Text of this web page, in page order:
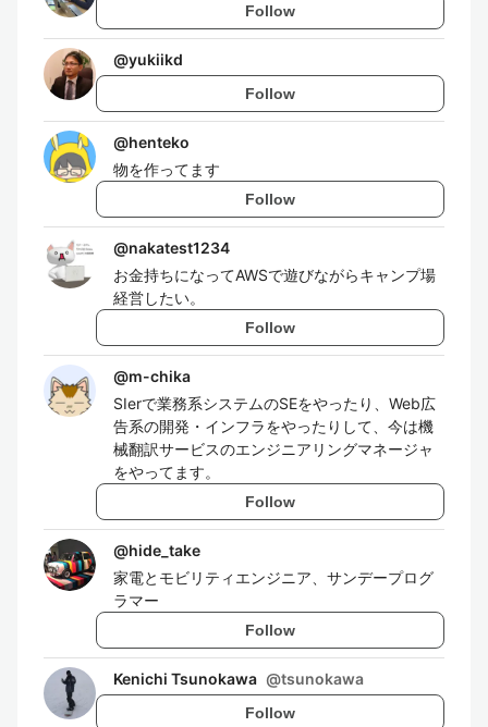
Follow
@yukiikd
Follow
@henteko
物を作ってます
Follow
@nakatest1234
お金持ちになってAWSで遊びながらキャンプ場
経営したい。
Follow
@m-chika
SIerで業務系システムのSEをやったり、Web広
告系の開発・インフラをやったりして、今は機
械翻訳サービスのエンジニアリングマネージャ
をやってます。
Follow
@hide_take
家電とモビリティエンジニア、サンデープログ
ラマー
Follow
Kenichi Tsunokawa @tsunokawa
Follow